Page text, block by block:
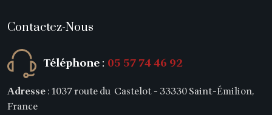
Contactez-Nous
Téléphone: 05 57 74 46 92
Adresse: 1037 route du Castelot - 33330 Saint-Émilion,
France